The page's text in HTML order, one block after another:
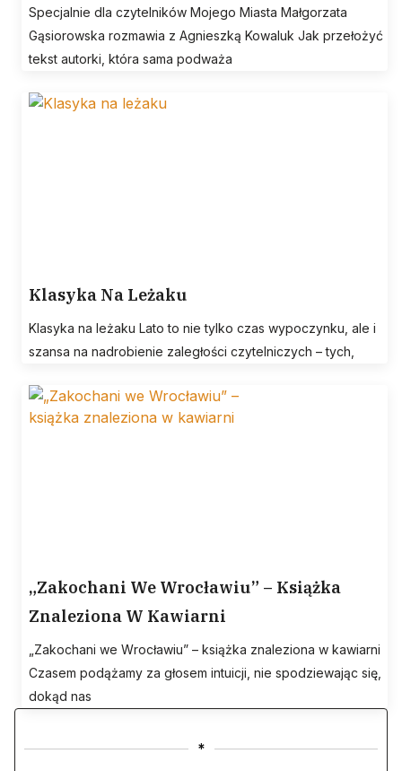
Specjalnie dla czytelników Mojego Miasta Małgorzata
Gąsiorowska rozmawia z Agnieszką Kowaluk Jak przełożyć
tekst autorki, która sama podważa
Klasyka Na Leżaku
Klasyka na leżaku Lato to nie tylko czas wypoczynku, ale i
szansa na nadrobienie zaległości czytelniczych – tych,
„Zakochani We Wrocławiu” – Książka
Znaleziona W Kawiarni
„Zakochani we Wrocławiu” – książka znaleziona w kawiarni
Czasem podążamy za głosem intuicji, nie spodziewając się,
dokąd nas
*